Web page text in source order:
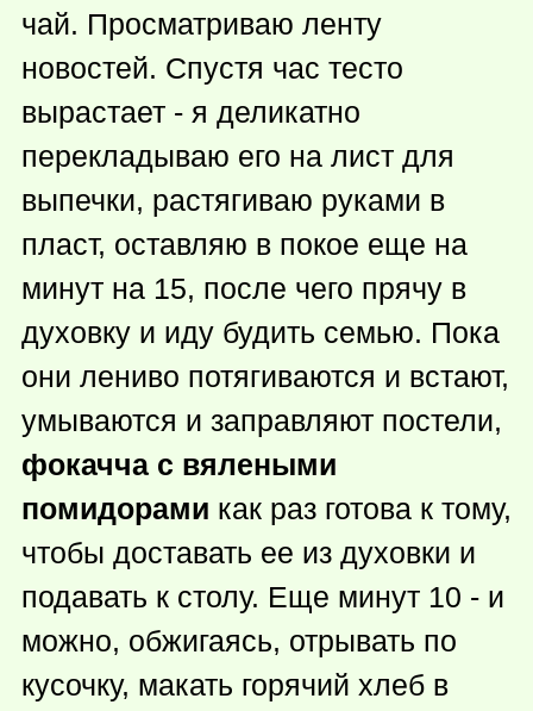
чай. Просматриваю ленту
новостей. Спустя час тесто
вырастает - я деликатно
перекладываю его на лист для
выпечки, растягиваю руками в
пласт, оставляю в покое еще на
минут на 15, после чего прячу в
духовку и иду будить семью. Пока
они лениво потягиваются и встают,
умываются и заправляют постели,
фокачча с вялеными
помидорами как раз готова к тому,
чтобы доставать ее из духовки и
подавать к столу. Еще минут 10 - и
можно, обжигаясь, отрывать по
кусочку, макать горячий хлеб в